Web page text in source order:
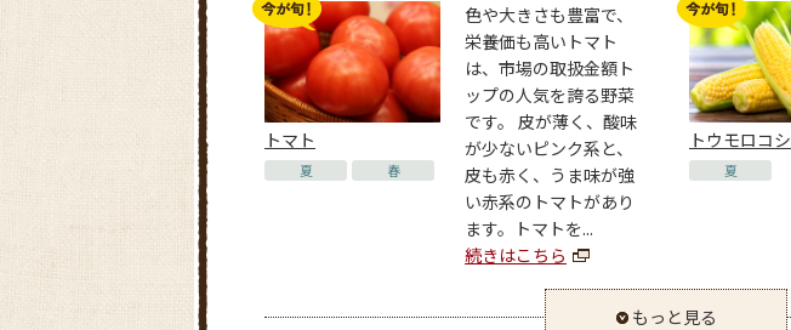
トマト
夏 春
色や大きさも豊富で、
栄養価も高いトマト
は、市場の取扱金額ト
ップの人気を誇る野菜
です。 皮が薄く、酸味
が少ないピンク系と、
皮も赤く、うま味が強
い赤系のトマトがあり
ます。トマトを...
続きはこちら
トウモロコシ
夏
もっと見る